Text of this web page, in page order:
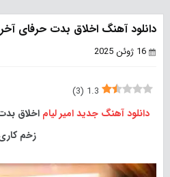
دانلود آهنگ اخلاق بدت حرفای
16 ژوئن 2025
1.3
(
3
)
دانلود آهنگ جدید امیر لیام اخلاق
زخم